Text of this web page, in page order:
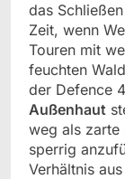
das
Zeit, wenn
Touren mit
feuchten
der Defence
Außenhaut
weg als zarte
sperrig
Verhältnis